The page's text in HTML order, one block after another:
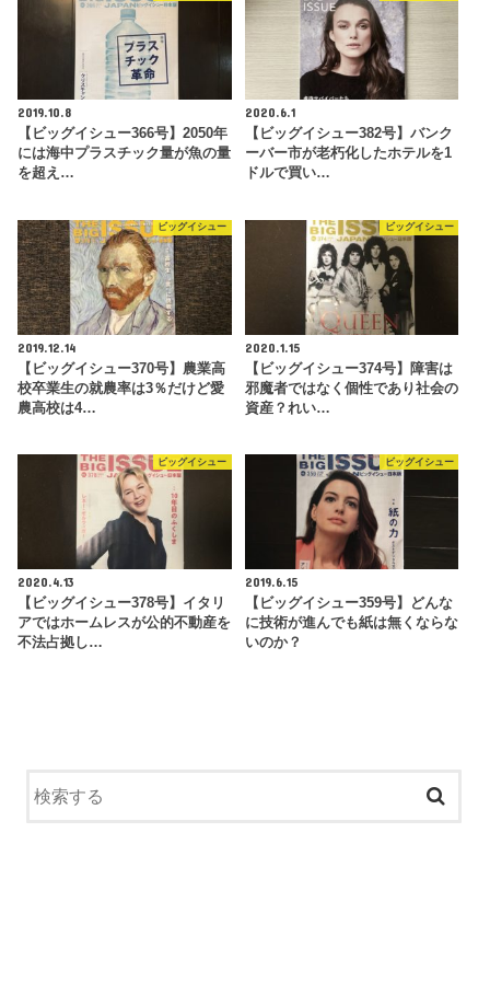
2019.10.8
【ビッグイシュー366号】2050年
には海中プラスチック量が魚の量
を超え…
2020.6.1
【ビッグイシュー382号】バンク
ーバー市が老朽化したホテルを1
ドルで買い…
ビッグイシュー
2019.12.14
【ビッグイシュー370号】農業高
校卒業生の就農率は3％だけど愛
農高校は4…
ビッグイシュー
2020.1.15
【ビッグイシュー374号】障害は
邪魔者ではなく個性であり社会の
資産？れい…
ビッグイシュー
2020.4.13
【ビッグイシュー378号】イタリ
アではホームレスが公的不動産を
不法占拠し…
ビッグイシュー
2019.6.15
【ビッグイシュー359号】どんな
に技術が進んでも紙は無くならな
いのか？